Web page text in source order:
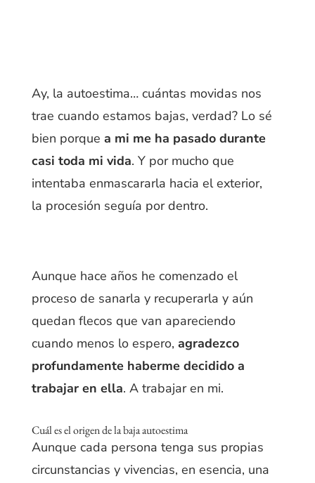
Ay, la autoestima… cuántas movidas nos
trae cuando estamos bajas, verdad? Lo sé
bien porque a mi me ha pasado durante
casi toda mi vida. Y por mucho que
intentaba enmascararla hacia el exterior,
la procesión seguía por dentro.
Aunque hace años he comenzado el
proceso de sanarla y recuperarla y aún
quedan flecos que van apareciendo
cuando menos lo espero, agradezco
profundamente haberme decidido a
trabajar en ella. A trabajar en mi.
Cuál es el origen de la baja autoestima
Aunque cada persona tenga sus propias
circunstancias y vivencias, en esencia, una